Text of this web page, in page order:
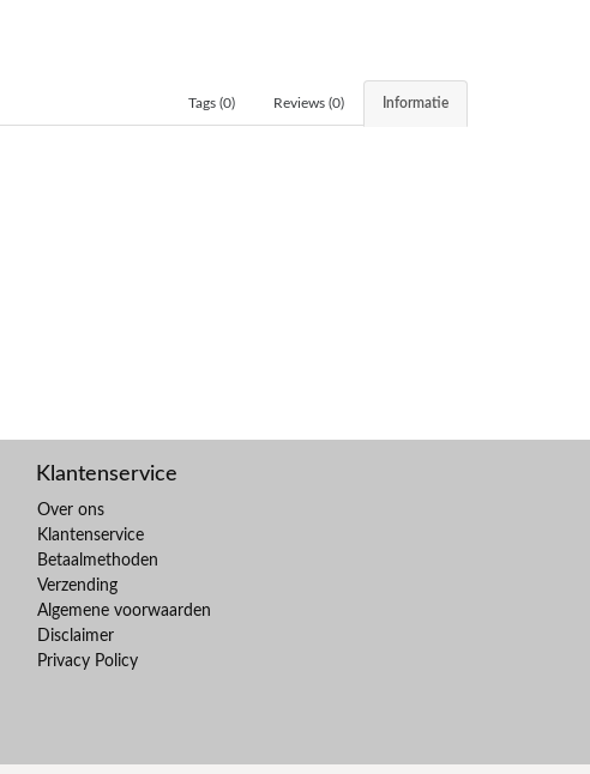
Informatie
Reviews (0)
Tags (0)
Klantenservice
Over ons
Klantenservice
Betaalmethoden
Verzending
Algemene voorwaarden
Disclaimer
Privacy Policy